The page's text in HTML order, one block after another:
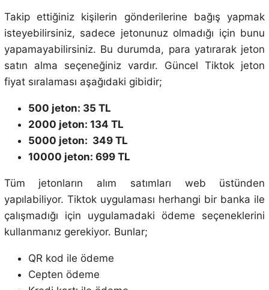
Takip ettiğiniz kişilerin gönderilerine bağış yapmak
isteyebilirsiniz, sadece jetonunuz olmadığı için bunu
yapamayabilirsiniz. Bu durumda, para yatırarak jeton
satın alma seçeneğiniz vardır. Güncel Tiktok jeton
fiyat sıralaması aşağıdaki gibidir;
500 jeton: 35 TL
2000 jeton: 134 TL
5000 jeton: 349 TL
10000 jeton: 699 TL
Tüm jetonların alım satımları web üstünden
yapılabiliyor. Tiktok uygulaması herhangi bir banka ile
çalışmadığı için uygulamadaki ödeme seçeneklerini
kullanmanız gerekiyor. Bunlar;
QR kod ile ödeme
Cepten ödeme